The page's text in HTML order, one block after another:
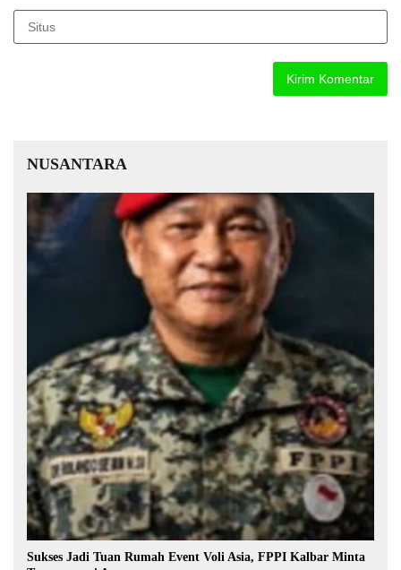
NUSANTARA
Sukses Jadi Tuan Rumah Event Voli Asia, FPPI Kalbar Minta